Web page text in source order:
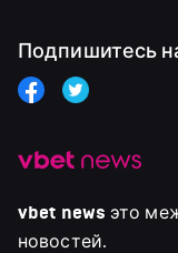
vbet news это
новостей.
Подпишитесь